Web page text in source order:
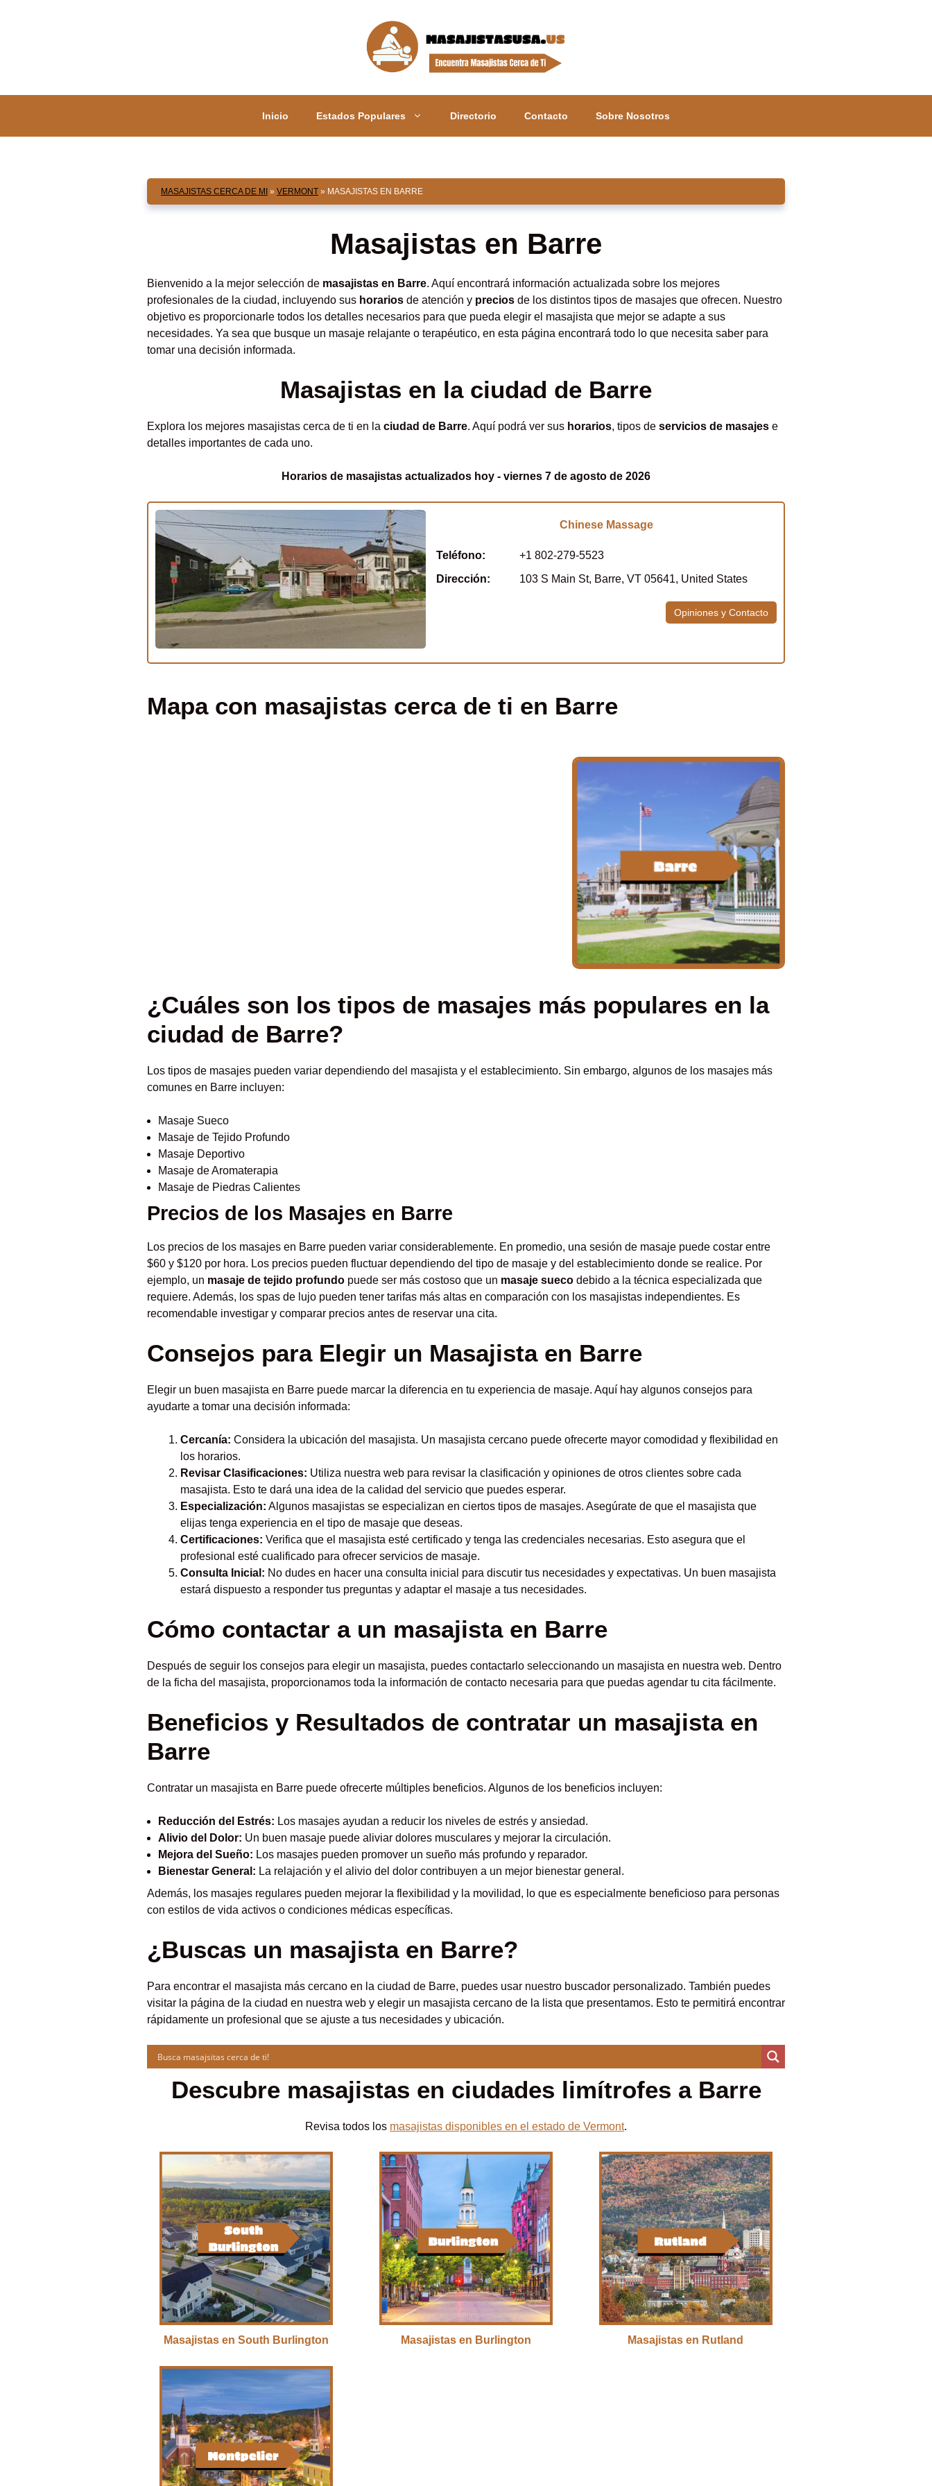
Inicio Estados Populares Directorio Contacto Sobre Nosotros
MASAJISTAS CERCA DE MI » VERMONT » MASAJISTAS EN BARRE
Masajistas en Barre
Bienvenido a la mejor selección de masajistas en Barre. Aquí encontrará información actualizada sobre los mejores
profesionales de la ciudad, incluyendo sus horarios de atención y precios de los distintos tipos de masajes que ofrecen. Nuestro
objetivo es proporcionarle todos los detalles necesarios para que pueda elegir el masajista que mejor se adapte a sus
necesidades. Ya sea que busque un masaje relajante o terapéutico, en esta página encontrará todo lo que necesita saber para
tomar una decisión informada.
Masajistas en la ciudad de Barre
Explora los mejores masajistas cerca de ti en la ciudad de Barre. Aquí podrá ver sus horarios, tipos de servicios de masajes e
detalles importantes de cada uno.
Horarios de masajistas actualizados hoy - viernes 7 de agosto de 2026
Chinese Massage
Teléfono:
+1 802-279-5523
Dirección:
103 S Main St, Barre, VT 05641, United States
Opiniones y Contacto
Mapa con masajistas cerca de ti en Barre
¿Cuáles son los tipos de masajes más populares en la
ciudad de Barre?
Los tipos de masajes pueden variar dependiendo del masajista y el establecimiento. Sin embargo, algunos de los masajes más
comunes en Barre incluyen:
Masaje Sueco
Masaje de Tejido Profundo
Masaje Deportivo
Masaje de Aromaterapia
Masaje de Piedras Calientes
Precios de los Masajes en Barre
Los precios de los masajes en Barre pueden variar considerablemente. En promedio, una sesión de masaje puede costar entre
$60 y $120 por hora. Los precios pueden fluctuar dependiendo del tipo de masaje y del establecimiento donde se realice. Por
ejemplo, un masaje de tejido profundo puede ser más costoso que un masaje sueco debido a la técnica especializada que
requiere. Además, los spas de lujo pueden tener tarifas más altas en comparación con los masajistas independientes. Es
recomendable investigar y comparar precios antes de reservar una cita.
Consejos para Elegir un Masajista en Barre
Elegir un buen masajista en Barre puede marcar la diferencia en tu experiencia de masaje. Aquí hay algunos consejos para
ayudarte a tomar una decisión informada:
Cercanía: Considera la ubicación del masajista. Un masajista cercano puede ofrecerte mayor comodidad y flexibilidad en
los horarios.
Revisar Clasificaciones: Utiliza nuestra web para revisar la clasificación y opiniones de otros clientes sobre cada
masajista. Esto te dará una idea de la calidad del servicio que puedes esperar.
Especialización: Algunos masajistas se especializan en ciertos tipos de masajes. Asegúrate de que el masajista que
elijas tenga experiencia en el tipo de masaje que deseas.
Certificaciones: Verifica que el masajista esté certificado y tenga las credenciales necesarias. Esto asegura que el
profesional esté cualificado para ofrecer servicios de masaje.
Consulta Inicial: No dudes en hacer una consulta inicial para discutir tus necesidades y expectativas. Un buen masajista
estará dispuesto a responder tus preguntas y adaptar el masaje a tus necesidades.
Cómo contactar a un masajista en Barre
Después de seguir los consejos para elegir un masajista, puedes contactarlo seleccionando un masajista en nuestra web. Dentro
de la ficha del masajista, proporcionamos toda la información de contacto necesaria para que puedas agendar tu cita fácilmente.
Beneficios y Resultados de contratar un masajista en
Barre
Contratar un masajista en Barre puede ofrecerte múltiples beneficios. Algunos de los beneficios incluyen:
Reducción del Estrés: Los masajes ayudan a reducir los niveles de estrés y ansiedad.
Alivio del Dolor: Un buen masaje puede aliviar dolores musculares y mejorar la circulación.
Mejora del Sueño: Los masajes pueden promover un sueño más profundo y reparador.
Bienestar General: La relajación y el alivio del dolor contribuyen a un mejor bienestar general.
Además, los masajes regulares pueden mejorar la flexibilidad y la movilidad, lo que es especialmente beneficioso para personas
con estilos de vida activos o condiciones médicas específicas.
¿Buscas un masajista en Barre?
Para encontrar el masajista más cercano en la ciudad de Barre, puedes usar nuestro buscador personalizado. También puedes
visitar la página de la ciudad en nuestra web y elegir un masajista cercano de la lista que presentamos. Esto te permitirá encontrar
rápidamente un profesional que se ajuste a tus necesidades y ubicación.
Descubre masajistas en ciudades limítrofes a Barre
Revisa todos los masajistas disponibles en el estado de Vermont.
Masajistas en South Burlington Masajistas en Burlington Masajistas en Rutland